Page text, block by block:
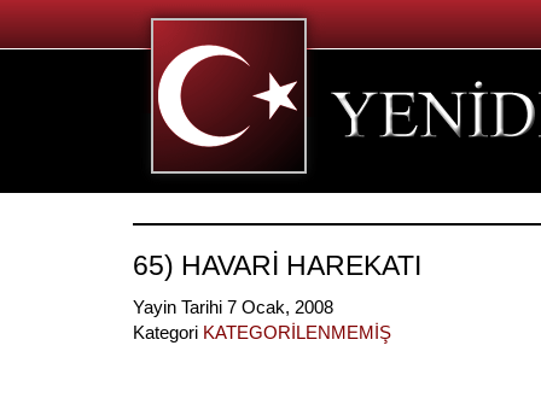
65) HAVARİ HAREKATI
Yayin Tarihi 7 Ocak, 2008
Kategori KATEGORİLENMEMİŞ